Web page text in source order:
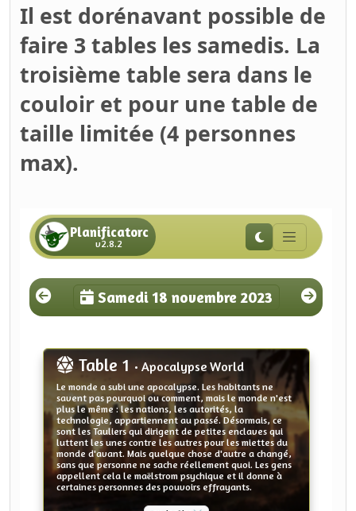
Il est dorénavant possible de
faire 3 tables les samedis. La
troisième table sera dans le
couloir et pour une table de
taille limitée (4 personnes
max).